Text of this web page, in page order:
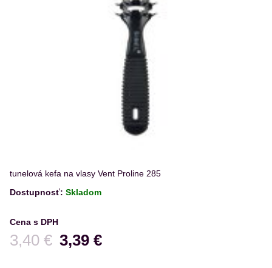
tunelová kefa na vlasy Vent Proline 285
Dostupnosť: Skladom
Cena s DPH
3,39 €
Pred zľavou:
3,40 €